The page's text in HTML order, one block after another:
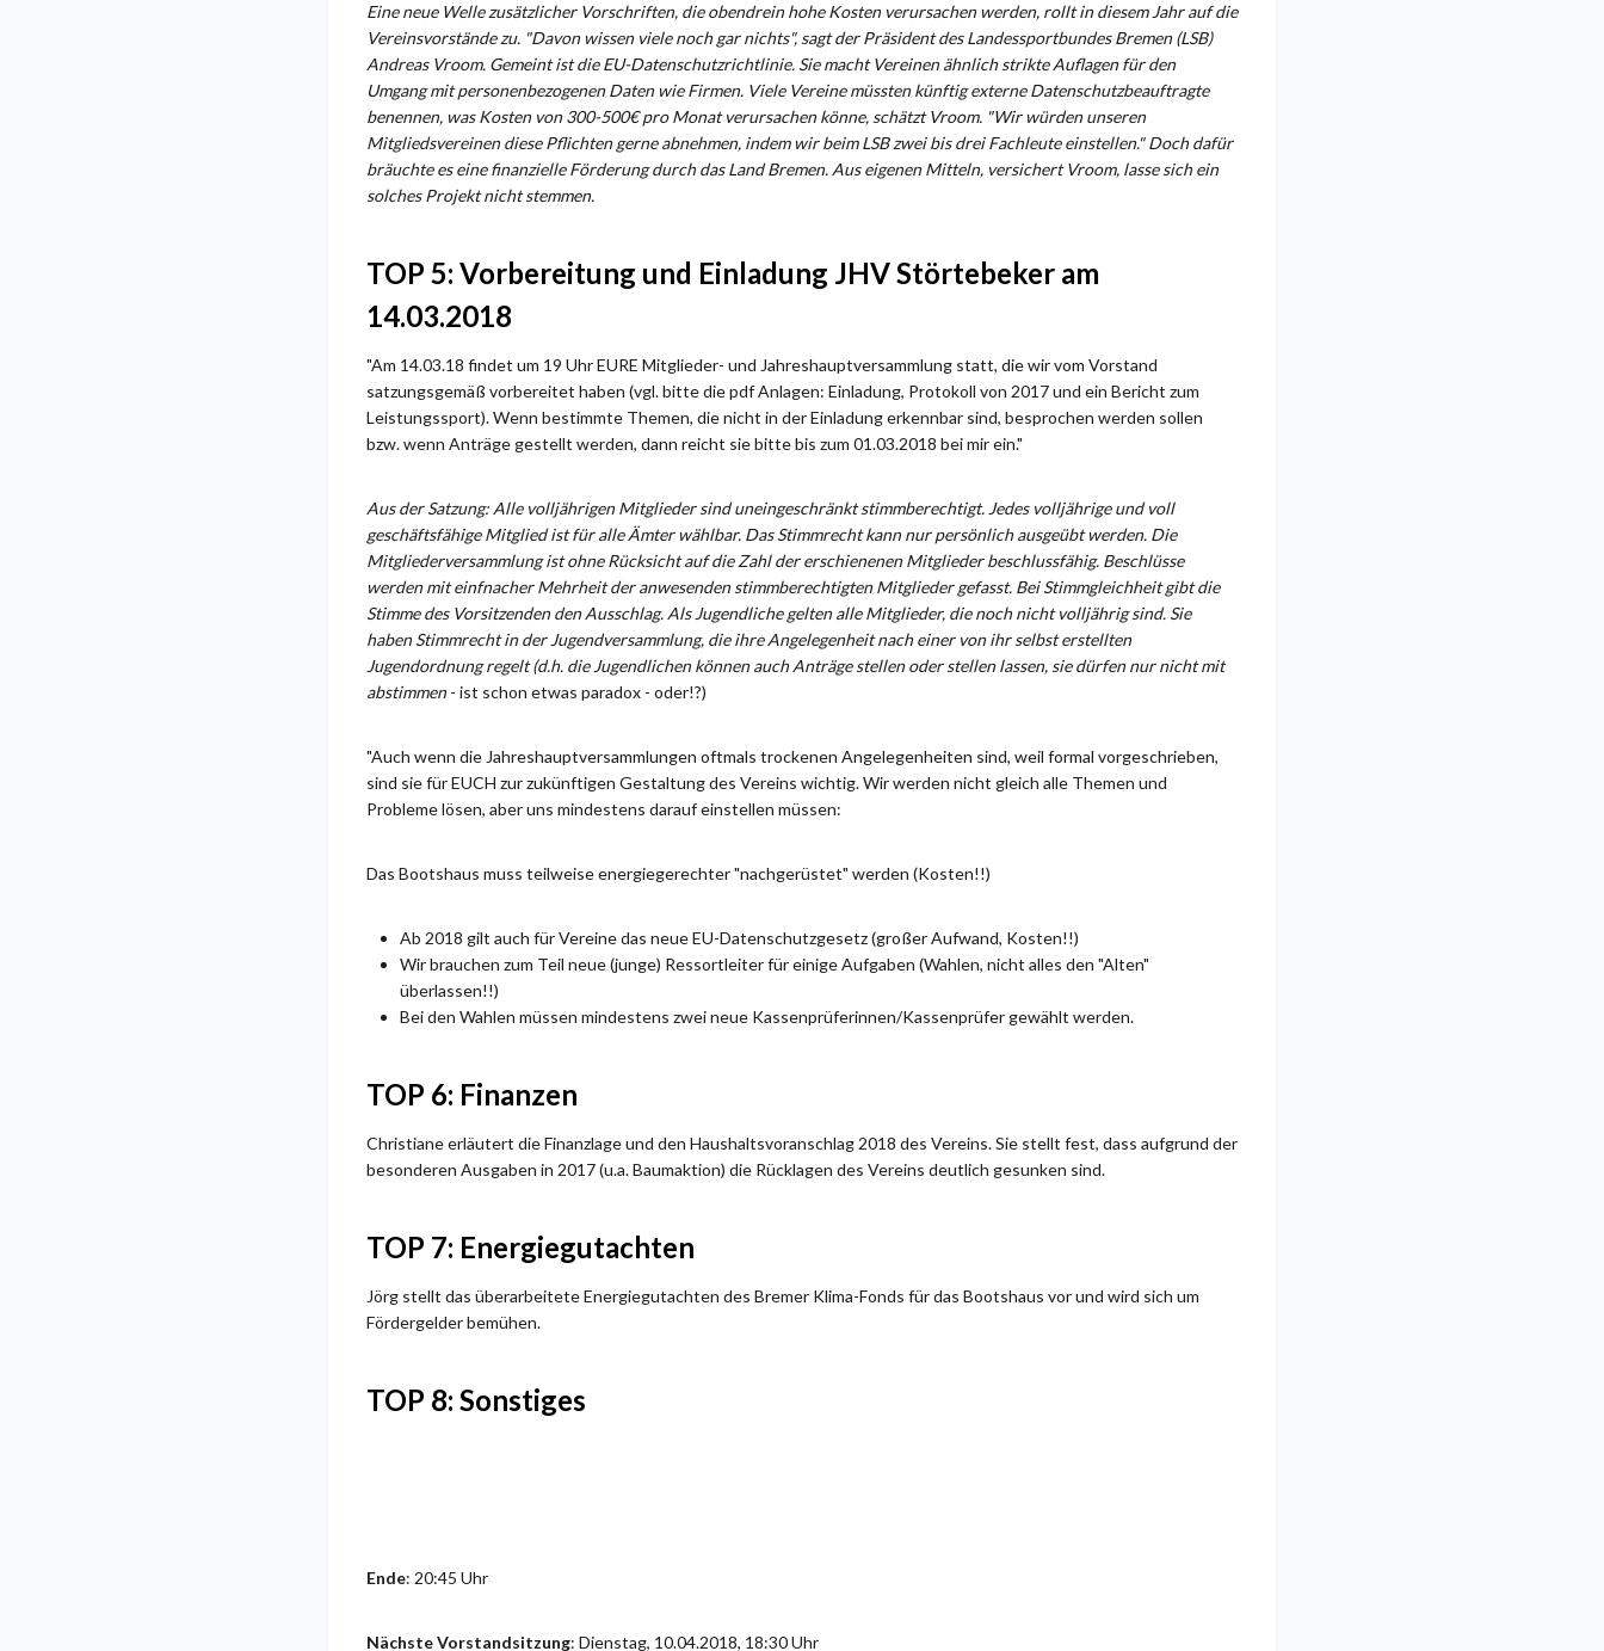
Eine neue Welle zusätzlicher Vorschriften, die obendrein hohe Kosten verursachen werden, rollt in diesem Jahr auf die
Vereinsvorstände zu. "Davon wissen viele noch gar nichts", sagt der Präsident des Landessportbundes Bremen (LSB)
Andreas Vroom. Gemeint ist die EU-Datenschutzrichtlinie. Sie macht Vereinen ähnlich strikte Auflagen für den
Umgang mit personenbezogenen Daten wie Firmen. Viele Vereine müssten künftig externe Datenschutzbeauftragte
benennen, was Kosten von 300-500€ pro Monat verursachen könne, schätzt Vroom. "Wir würden unseren
Mitgliedsvereinen diese Pflichten gerne abnehmen, indem wir beim LSB zwei bis drei Fachleute einstellen." Doch dafür
bräuchte es eine finanzielle Förderung durch das Land Bremen. Aus eigenen Mitteln, versichert Vroom, lasse sich ein
solches Projekt nicht stemmen.
TOP 5: Vorbereitung und Einladung JHV Störtebeker am
14.03.2018
"Am 14.03.18 findet um 19 Uhr EURE Mitglieder- und Jahreshauptversammlung statt, die wir vom Vorstand
satzungsgemäß vorbereitet haben (vgl. bitte die pdf Anlagen: Einladung, Protokoll von 2017 und ein Bericht zum
Leistungssport). Wenn bestimmte Themen, die nicht in der Einladung erkennbar sind, besprochen werden sollen
bzw. wenn Anträge gestellt werden, dann reicht sie bitte bis zum 01.03.2018 bei mir ein."
Aus der Satzung: Alle volljährigen Mitglieder sind uneingeschränkt stimmberechtigt. Jedes volljährige und voll
geschäftsfähige Mitglied ist für alle Ämter wählbar. Das Stimmrecht kann nur persönlich ausgeübt werden. Die
Mitgliederversammlung ist ohne Rücksicht auf die Zahl der erschienenen Mitglieder beschlussfähig. Beschlüsse
werden mit einfnacher Mehrheit der anwesenden stimmberechtigten Mitglieder gefasst. Bei Stimmgleichheit gibt die
Stimme des Vorsitzenden den Ausschlag. Als Jugendliche gelten alle Mitglieder, die noch nicht volljährig sind. Sie
haben Stimmrecht in der Jugendversammlung, die ihre Angelegenheit nach einer von ihr selbst erstellten
Jugendordnung regelt (d.h. die Jugendlichen können auch Anträge stellen oder stellen lassen, sie dürfen nur nicht mit
abstimmen- ist schon etwas paradox - oder!?)
"Auch wenn die Jahreshauptversammlungen oftmals trockenen Angelegenheiten sind, weil formal vorgeschrieben,
sind sie für EUCH zur zukünftigen Gestaltung des Vereins wichtig. Wir werden nicht gleich alle Themen und
Probleme lösen, aber uns mindestens darauf einstellen müssen:
Das Bootshaus muss teilweise energiegerechter "nachgerüstet" werden (Kosten!!)
Ab 2018 gilt auch für Vereine das neue EU-Datenschutzgesetz (großer Aufwand, Kosten!!)
Wir brauchen zum Teil neue (junge) Ressortleiter für einige Aufgaben (Wahlen, nicht alles den "Alten"
überlassen!!)
Bei den Wahlen müssen mindestens zwei neue Kassenprüferinnen/Kassenprüfer gewählt werden.
TOP 6: Finanzen
Christiane erläutert die Finanzlage und den Haushaltsvoranschlag 2018 des Vereins. Sie stellt fest, dass aufgrund der
besonderen Ausgaben in 2017 (u.a. Baumaktion) die Rücklagen des Vereins deutlich gesunken sind.
TOP 7: Energiegutachten
Jörg stellt das überarbeitete Energiegutachten des Bremer Klima-Fonds für das Bootshaus vor und wird sich um
Fördergelder bemühen.
TOP 8: Sonstiges
Ende: 20:45 Uhr
Nächste Vorstandsitzung: Dienstag, 10.04.2018, 18:30 Uhr